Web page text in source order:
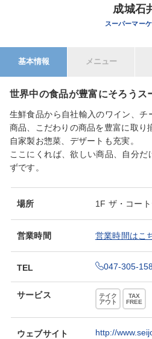
成城石
スーパーマー
基本情報 メニュー
世界中の食品が豊富にそろうス
生鮮食品から自社輸入のワイン、
商品、こだわりの商品を豊富に取り
自家製お惣菜、デザートも充実。
ここにくれば、欲しい商品、自分
ずです。
場所 1F ザ・コー
営業時間 営業時間はこ
TEL 047-305-
サービス
テイク
アウト
TAX
FREE
ウェブサイト http://